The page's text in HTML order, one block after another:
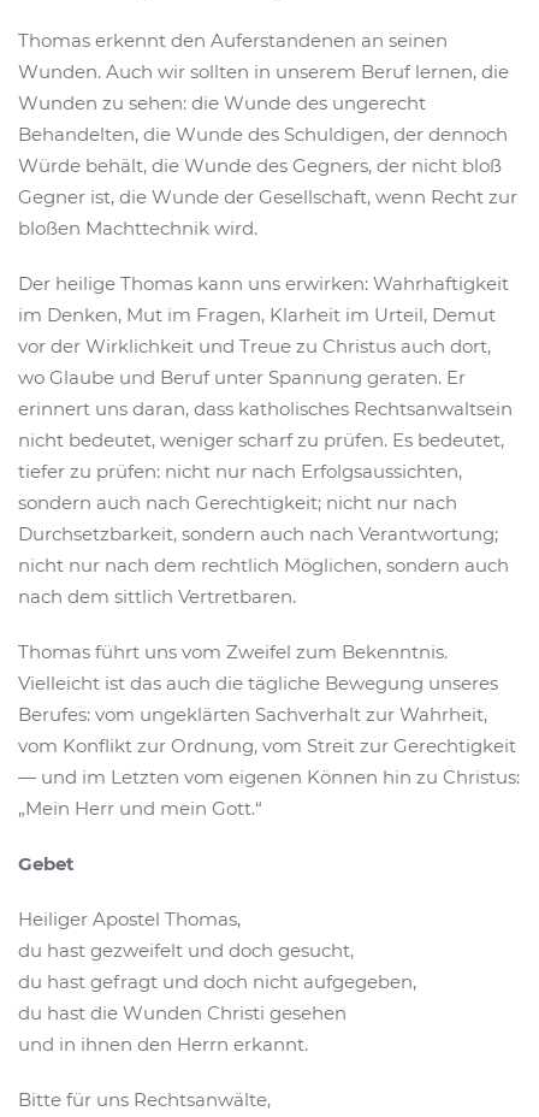
Thomas erkennt den Auferstandenen an seinen
Wunden. Auch wir sollten in unserem Beruf lernen, die
Wunden zu sehen: die Wunde des ungerecht
Behandelten, die Wunde des Schuldigen, der dennoch
Würde behält, die Wunde des Gegners, der nicht bloß
Gegner ist, die Wunde der Gesellschaft, wenn Recht zur
bloßen Machttechnik wird.
Der heilige Thomas kann uns erwirken: Wahrhaftigkeit
im Denken, Mut im Fragen, Klarheit im Urteil, Demut
vor der Wirklichkeit und Treue zu Christus auch dort,
wo Glaube und Beruf unter Spannung geraten. Er
erinnert uns daran, dass katholisches Rechtsanwaltsein
nicht bedeutet, weniger scharf zu prüfen. Es bedeutet,
tiefer zu prüfen: nicht nur nach Erfolgsaussichten,
sondern auch nach Gerechtigkeit; nicht nur nach
Durchsetzbarkeit, sondern auch nach Verantwortung;
nicht nur nach dem rechtlich Möglichen, sondern auch
nach dem sittlich Vertretbaren.
Thomas führt uns vom Zweifel zum Bekenntnis.
Vielleicht ist das auch die tägliche Bewegung unseres
Berufes: vom ungeklärten Sachverhalt zur Wahrheit,
vom Konflikt zur Ordnung, vom Streit zur Gerechtigkeit
— und im Letzten vom eigenen Können hin zu Christus:
„Mein Herr und mein Gott.“
Gebet
Heiliger Apostel Thomas,
du hast gezweifelt und doch gesucht,
du hast gefragt und doch nicht aufgegeben,
du hast die Wunden Christi gesehen
und in ihnen den Herrn erkannt.
Bitte für uns Rechtsanwälte,